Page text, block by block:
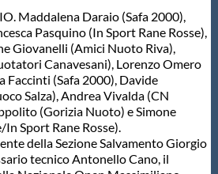
Maddalena Daraio (Safa 2000),
Pasquino (In Sport Rane Rosse),
Giovanelli (Amici Nuoto Riva),
Canavesani), Lorenzo Omero
Faccinti (Safa 2000), Davide
Salza), Andrea Vivalda (CN
(Gorizia Nuoto) e Simone
Sport Rane Rosse).
della Sezione Salvamento Giorgio
tecnico Antonello Cano, il